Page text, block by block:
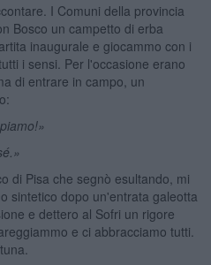
I Comuni della provincia
Bosco un campetto di erba
inaugurale e giocammo con i
i sensi. Per l'occasione erano
di entrare in campo, un
di Pisa che segnò esultando, mi
sintetico dopo un'entrata galeotta
e dettero al Sofri un rigore
e ci abbracciamo tutti.